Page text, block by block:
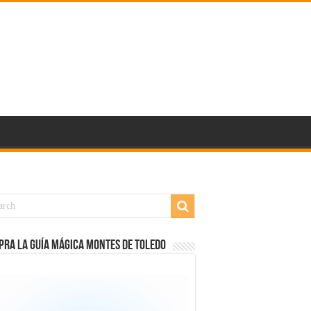
LA GUÍA MÁGICA MONTES DE TOLEDO